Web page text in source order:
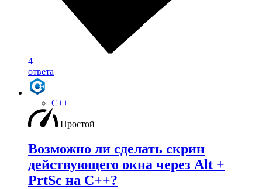
4
ответа
C++
Простой
Возможно ли сделать скрин
действующего окна через Alt +
PrtSc на С++?